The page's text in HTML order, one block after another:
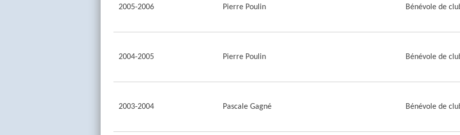
2005-2006 Pierre Poulin Bénévole de
2004-2005 Pierre Poulin Bénévole de
2003-2004 Pascale Gagné Bénévole de